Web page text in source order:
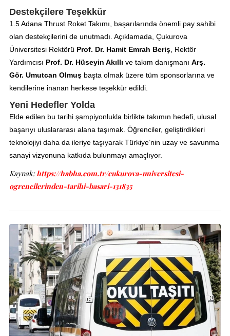
Destekçilere Teşekkür
1.5 Adana Thrust Roket Takımı, başarılarında önemli pay sahibi
olan destekçilerini de unutmadı. Açıklamada, Çukurova
Üniversitesi Rektörü Prof. Dr. Hamit Emrah Beriş, Rektör
Yardımcısı Prof. Dr. Hüseyin Akıllı ve takım danışmanı Arş.
Gör. Umutcan Olmuşbaşta olmak üzere tüm sponsorlarına ve
kendilerine inanan herkese teşekkür edildi.
Yeni Hedefler Yolda
Elde edilen bu tarihi şampiyonlukla birlikte takımın hedefi, ulusal
başarıyı uluslararası alana taşımak. Öğrenciler, geliştirdikleri
teknolojiyi daha da ileriye taşıyarak Türkiye’nin uzay ve savunma
sanayi vizyonuna katkıda bulunmayı amaçlıyor.
Kaynak:https://habha.com.tr/cukurova-universitesi-
ogrencilerinden-tarihi-basari-131835